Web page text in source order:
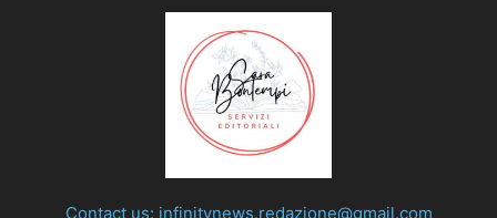
Contact us: infinitynews.redazione@gmail.com